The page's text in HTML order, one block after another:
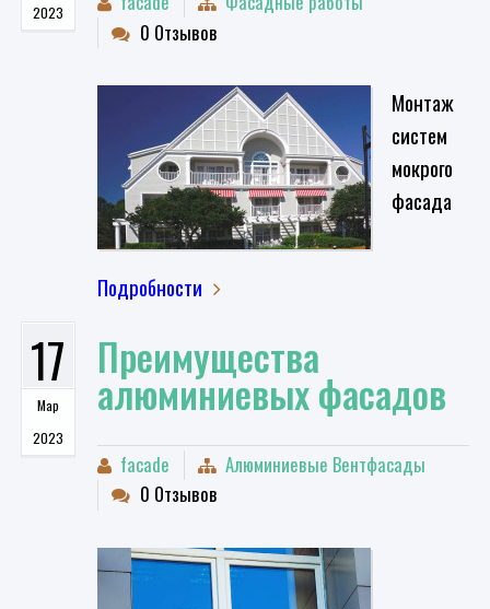
2023
0 Отзывов
Монтаж
систем
мокрого
фасада
Подробности
17
Мар
2023
Преимущества
алюминиевых фасадов
facade
Алюминиевые Вентфасады
0 Отзывов